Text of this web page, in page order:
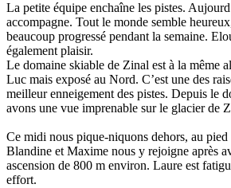
La petite équipe enchaîne les pistes.
accompagne. Tout le monde semble
beaucoup progressé pendant la semaine.
également plaisir.
Le domaine skiable de Zinal est à la même
Luc mais exposé au Nord. C’est une des
meilleur enneigement des pistes. Depuis le
avons une vue imprenable sur le glacier de
Ce midi nous pique-niquons dehors, au pied
Blandine et Maxime nous y rejoigne après
ascension de 800 m environ. Laure est
effort.